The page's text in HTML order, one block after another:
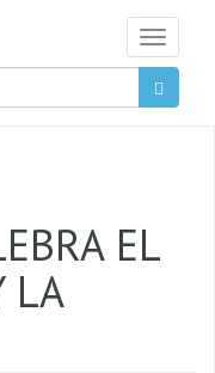
Toggle
EL
LA